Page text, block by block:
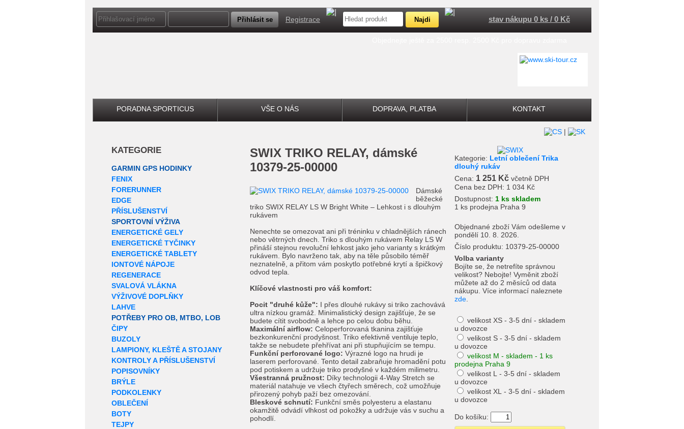
Registrace stav nákupu 0 ks / 0 Kč
PORADNA SPORTICUS VŠE O NÁS DOPRAVA, PLATBA KONTAKT
|
KATEGORIE
GARMIN GPS HODINKY
FENIX
FORERUNNER
EDGE
PŘÍSLUŠENSTVÍ
SPORTOVNÍ VÝŽIVA
ENERGETICKÉ GELY
ENERGETICKÉ TYČINKY
ENERGETICKÉ TABLETY
IONTOVÉ NÁPOJE
REGENERACE
SVALOVÁ VLÁKNA
VÝŽIVOVÉ DOPLŇKY
LAHVE
POTŘEBY PRO OB, MTBO, LOB
ČIPY
BUZOLY
LAMPIONY, KLEŠTĚ A STOJANY
KONTROLY A PŘÍSLUŠENSTVÍ
POPISOVNÍKY
BRÝLE
PODKOLENKY
OBLEČENÍ
BOTY
TEJPY
SWIX TRIKO RELAY, dámské
10379-25-00000
Dámské
běžecké
triko SWIX RELAY LS W Bright White – Lehkost i s dlouhým
rukávem
Nenechte se omezovat ani při tréninku v chladnějších ránech
nebo větrných dnech. Triko s dlouhým rukávem Relay LS W
přináší stejnou revoluční lehkost jako jeho varianty s krátkým
rukávem. Bylo navrženo tak, aby na těle působilo téměř
neznatelně, a přitom vám poskytlo potřebné krytí a špičkový
odvod tepla.
Klíčové vlastnosti pro váš komfort:
Pocit "druhé kůže": I přes dlouhé rukávy si triko zachovává
ultra nízkou gramáž. Minimalistický design zajišťuje, že se
budete cítit svobodně a lehce po celou dobu běhu.
Maximální airflow: Celoperforovaná tkanina zajišťuje
bezkonkurenční prodyšnost. Triko efektivně ventiluje teplo,
takže se nebudete přehřívat ani při stupňujícím se tempu.
Funkční perforované logo: Výrazné logo na hrudi je
laserem perforované. Tento detail zabraňuje hromadění potu
pod potiskem a udržuje triko prodyšné v každém milimetru.
Všestranná pružnost: Díky technologii 4-Way Stretch se
materiál natahuje ve všech čtyřech směrech, což umožňuje
přirozený pohyb paží bez omezování.
Bleskové schnutí: Funkční směs polyesteru a elastanu
okamžitě odvádí vlhkost od pokožky a udržuje vás v suchu a
pohodlí.
Kategorie: Letní oblečení Trika
dlouhý rukáv
Cena: 1 251 Kč včetně DPH
Cena bez DPH: 1 034 Kč
Dostupnost: 1 ks skladem
1 ks prodejna Praha 9
Objednané zboží Vám odešleme v
pondělí 10. 8. 2026.
Číslo produktu: 10379-25-00000
Volba varianty
Bojíte se, že netrefíte správnou
velikost? Nebojte! Vyměnit zboží
můžete až do 2 měsíců od data
nákupu. Více informací naleznete
zde
velikost XS - 3-5 dní - skladem
u dovozce
velikost S - 3-5 dní - skladem
u dovozce
velikost M - skladem - 1 ks
prodejna Praha 9
velikost L - 3-5 dní - skladem
u dovozce
velikost XL - 3-5 dní - skladem
u dovozce
Do košíku: